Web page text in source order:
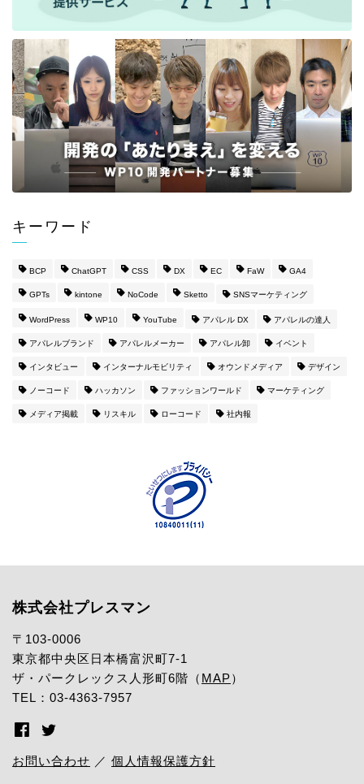
キーワード
BCP ChatGPT CSS DX EC FaW GA4
GPTs kintone NoCode Sketto SNSマーケティング
WordPress WP10 YouTube アパレル DX アパレルの達人
アパレルブランド アパレルメーカー アパレル卸 イベント
インタビュー インターナルモビリティ オウンドメディア デザイン
ノーコード ハッカソン ファッションワールド マーケティング
メディア掲載 リスキル ローコード 社内報
株式会社プレスマン
〒103-0006
東京都中央区日本橋富沢町7-1
ザ・パークレックス人形町6階（ MAP）
TEL：03-4363-7957
お問い合わせ ／ 個人情報保護方針